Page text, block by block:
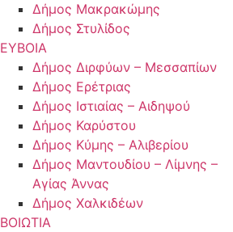
Δήμος Μακρακώμης
Δήμος Στυλίδος
ΕΥΒΟΙΑ
Δήμος Διρφύων – Μεσσαπίων
Δήμος Ερέτριας
Δήμος Ιστιαίας – Αιδηψού
Δήμος Καρύστου
Δήμος Κύμης – Αλιβερίου
Δήμος Μαντουδίου – Λίμνης –
Αγίας Άννας
Δήμος Χαλκιδέων
ΒΟΙΩΤΙΑ